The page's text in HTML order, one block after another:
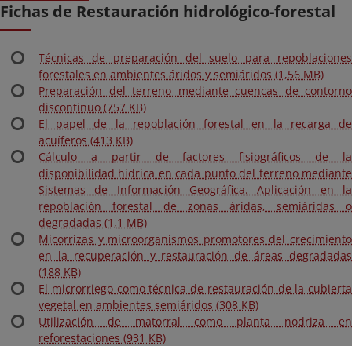
Fichas de Restauración hidrológico-forestal
Técnicas de preparación del suelo para repoblaciones
forestales en ambientes áridos y semiáridos (1,56 MB)
Preparación del terreno mediante cuencas de contorno
discontinuo (757 KB)
El papel de la repoblación forestal en la recarga de
acuíferos (413 KB)
Cálculo a partir de factores fisiográficos de la
disponibilidad hídrica en cada punto del terreno mediante
Sistemas de Información Geográfica. Aplicación en la
repoblación forestal de zonas áridas, semiáridas o
degradadas (1,1 MB)
Micorrizas y microorganismos promotores del crecimiento
en la recuperación y restauración de áreas degradadas
(188 KB)
El microrriego como técnica de restauración de la cubierta
vegetal en ambientes semiáridos (308 KB)
Utilización de matorral como planta nodriza en
reforestaciones (931 KB)